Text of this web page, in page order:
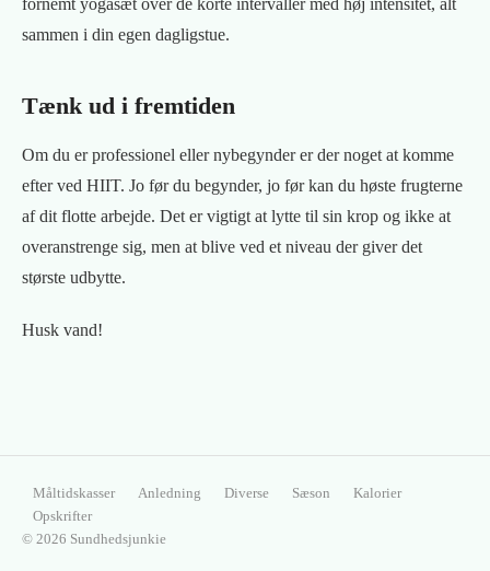
sammen i din egen dagligstue.
Tænk ud i fremtiden
Om du er professionel eller nybegynder er der noget at komme
efter ved HIIT. Jo før du begynder, jo før kan du høste frugterne
af dit flotte arbejde. Det er vigtigt at lytte til sin krop og ikke at
overanstrenge sig, men at blive ved et niveau der giver det
største udbytte.
Husk vand!
Måltidskasser Anledning Diverse Sæson
Kalorier
Opskrifter
© 2026 Sundhedsjunkie